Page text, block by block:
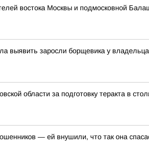
востока Москвы и подмосковной
выявить заросли борщевика у
области за подготовку теракта в
— ей внушили, что так она